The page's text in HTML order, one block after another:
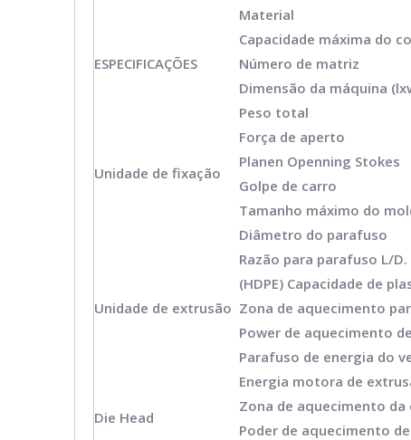
ESPECIFICAÇÕES
Material
Capacidade máxima do
Número de matriz
Dimensão da máquina
Peso total
Unidade de fixação
Força de aperto
Planen Openning Stokes
Golpe de carro
Tamanho máximo do
Unidade de extrusão
Diâmetro do parafuso
Razão para parafuso L/D.
(HDPE) Capacidade de
Zona de aquecimento
Power de aquecimento
Parafuso de energia do
Energia motora de
Die Head
Zona de aquecimento da
Poder de aquecimento